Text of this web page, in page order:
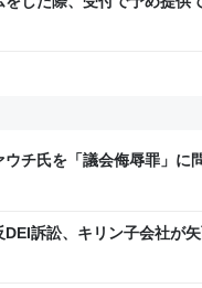
とになり、トラブルを回
チ氏を「議会侮辱罪」に
訴訟、キリン子会社が